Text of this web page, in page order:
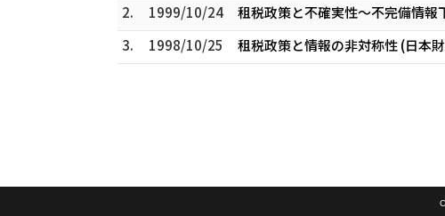
2.
1999/10/24
租税政策と不確実性～不完備情
3.
1998/10/25 租税政策と情報の非対称性 (日本